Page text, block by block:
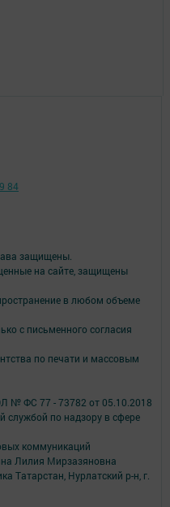
защищены.
на сайте, защищены
в любом объеме
с письменного согласия
по печати и массовым
№ ФС 77 -⁠ 73782 от 05.10.2018
службой по надзору в сфере
коммуникаций
Лилия Мирзазяновна
Татарстан, Нурлатский р-н, г.
84